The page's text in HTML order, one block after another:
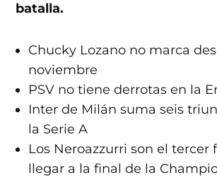
batalla.
Chucky Lozano no marca
noviembre
PSV no tiene derrotas en la
Inter de Milán suma seis
la Serie A
Los Neroazzurri son el tercer
llegar a la final de la